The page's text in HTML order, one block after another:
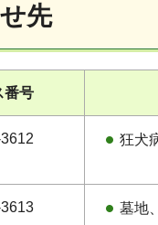
先
番号
狂犬
墓地